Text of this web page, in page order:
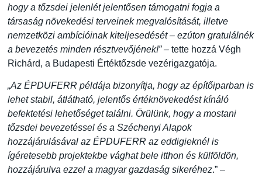
hogy a tőzsdei jelenlét jelentősen támogatni fogja a
társaság növekedési terveinek megvalósítását, illetve
nemzetközi ambícióinak kiteljesedését – ezúton gratulálnék
a bevezetés minden résztvevőjének!” – tette hozzá Végh
Richárd, a Budapesti Értéktőzsde vezérigazgatója.
„Az ÉPDUFERR példája bizonyítja, hogy az építőiparban is
lehet stabil, átlátható, jelentős értéknövekedést kínáló
befektetési lehetőséget találni. Örülünk, hogy a mostani
tőzsdei bevezetéssel és a Széchenyi Alapok
hozzájárulásával az ÉPDUFERR az eddigieknél is
ígéretesebb projektekbe vághat bele itthon és külföldön,
hozzájárulva ezzel a magyar gazdaság sikeréhez.” –